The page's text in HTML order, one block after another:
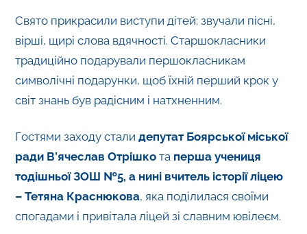
Свято прикрасили виступи дітей: звучали пісні,
вірші, щирі слова вдячності. Старшокласники
традиційно подарували першокласникам
символічні подарунки, щоб їхній перший крок у
світ знань був радісним і натхненним.
Гостями заходу стали депутат Боярської міської
ради В’ячеслав Отрішкота перша учениця
тодішньої ЗОШ №5, а нині вчитель історії ліцею
– Тетяна Краснюкова, яка поділилася своїми
спогадами і привітала ліцей зі славним ювілеєм.